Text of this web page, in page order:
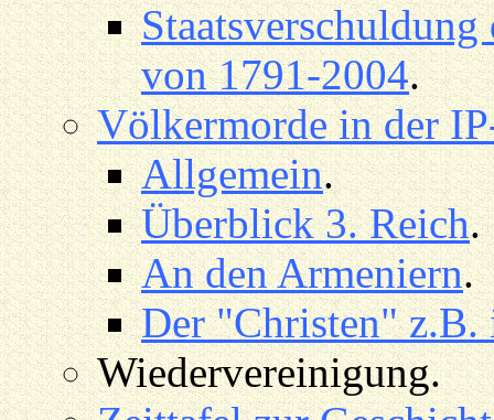
von 1791-2004.
Völkermorde in der
Allgemein.
Überblick 3. Reich.
An den Armeniern.
Der "Christen"
Wiedervereinigung.